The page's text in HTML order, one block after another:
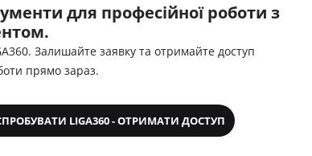
для професійної роботи з
Залишайте заявку та отримайте доступ
прямо зараз.
LIGA360 - ОТРИМАТИ ДОСТУП